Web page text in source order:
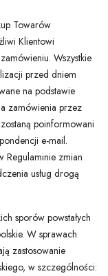
Towarów
Klientowi
Wszystkie
przed dniem
na podstawie
zamówienia przez
poinformowani
e-mail.
Regulaminie zmian
usług drogą
sporów powstałych
W sprawach
zastosowanie
w szczególności: